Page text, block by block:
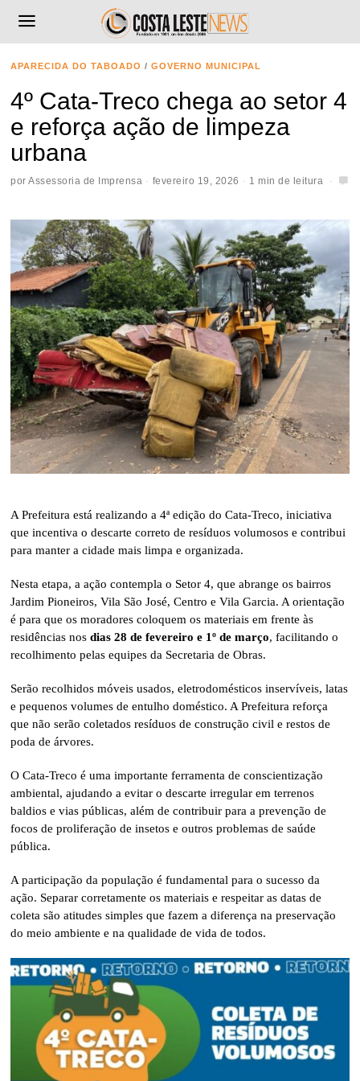
APARECIDA DO TABOADO / GOVERNO MUNICIPAL
4º Cata-Treco chega ao setor 4
e reforça ação de limpeza
urbana
porAssessoria de Imprensa fevereiro 19, 2026 1 min de leitura
A Prefeitura está realizando a 4ª edição do Cata-Treco, iniciativa
que incentiva o descarte correto de resíduos volumosos e contribui
para manter a cidade mais limpa e organizada.
Nesta etapa, a ação contempla o Setor 4, que abrange os bairros
Jardim Pioneiros, Vila São José, Centro e Vila Garcia. A orientação
é para que os moradores coloquem os materiais em frente às
residências nosdias 28 de fevereiro e 1º de março, facilitando o
recolhimento pelas equipes da Secretaria de Obras.
Serão recolhidos móveis usados, eletrodomésticos inservíveis, latas
e pequenos volumes de entulho doméstico. A Prefeitura reforça
que não serão coletados resíduos de construção civil e restos de
poda de árvores.
O Cata-Treco é uma importante ferramenta de conscientização
ambiental, ajudando a evitar o descarte irregular em terrenos
baldios e vias públicas, além de contribuir para a prevenção de
focos de proliferação de insetos e outros problemas de saúde
pública.
A participação da população é fundamental para o sucesso da
ação. Separar corretamente os materiais e respeitar as datas de
coleta são atitudes simples que fazem a diferença na preservação
do meio ambiente e na qualidade de vida de todos.